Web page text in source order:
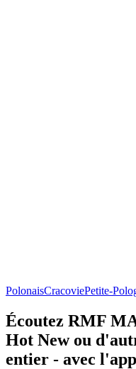
PolonaisCracoviePetite-
Écoutez RMF
Hot New ou
entier - avec